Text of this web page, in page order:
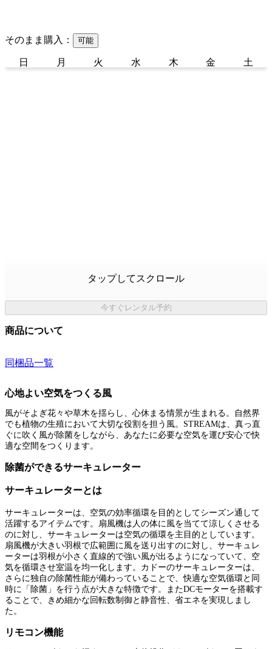
そのまま購入： 可能
日 月 火 水 木 金 土
タップしてスクロール
今すぐレンタル予約
商品について
同梱品一覧
心地よい空気をつくる風
風がそよぎ花々や草木を揺らし、心休まる情景が生まれる。自然界
でも植物の生殖において大切な役割を担う風。STREAMは、真っ直
ぐに吹く風が除菌をしながら、あなたに必要な空気を運び安心で快
適な空間をつくります。
除菌ができるサーキュレーター
サーキュレーターとは
サーキュレーターは、空気の効率循環を目的としてシーズン通して
活躍するアイテムです。扇風機は人の体に風を当てて涼しくさせる
のに対し、サーキュレーターは空気の循環を主目的としています。
扇風機が大きい羽根で広範囲に風を送り出すのに対し、サーキュレ
ーターは羽根が小さく直線的で強い風が出るようになっていて、空
気を循環させ室温を均一化します。カドーのサーキュレーターは、
さらに独自の除菌性能が備わっていることで、快適な空気循環と同
時に「除菌」を行う点が大きな特徴です。またDCモーターを搭載す
ることで、きめ細かな回転数制御と静音性、省エネを実現しまし
た。
リモコン機能